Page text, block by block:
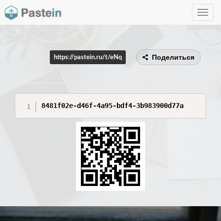
Toggle
https://pastein.ru/t/eNq Поделиться
8481f02e-d46f-4a95-bdf4-3b983900d77a